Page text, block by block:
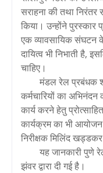
सराहना की तथा निरंतर
किया। उन्होंने पुरस्कार
एक व्यावसायिक संघटन
दायित्व भी निभाती है,
चाहिए।
मंडल रेल प्रबंधक
कर्मचारियों का अभिनंदन
कार्य करने हेतु
कार्यक्रम का भी
निरीक्षक मिलिंद
यह जानकारी पुणे
झंवर द्वारा दी गई है।